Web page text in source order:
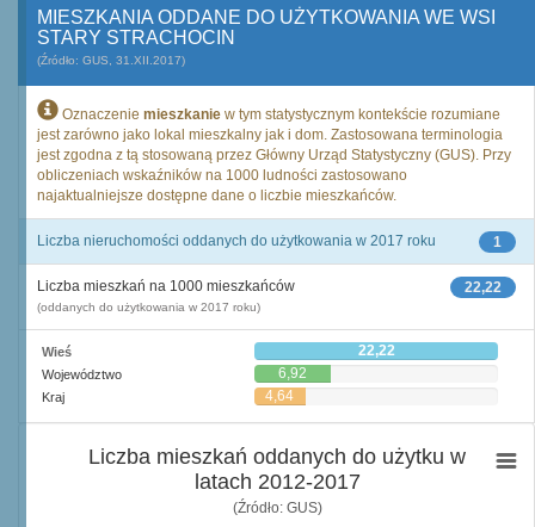
MIESZKANIA ODDANE DO UŻYTKOWANIA WE WSI
STARY STRACHOCIN
(Źródło: GUS, 31.XII.2017)
Oznaczenie mieszkanie w tym statystycznym kontekście rozumiane
jest zarówno jako lokal mieszkalny jak i dom. Zastosowana terminologia
jest zgodna z tą stosowaną przez Główny Urząd Statystyczny (GUS). Przy
obliczeniach wskaźników na 1000 ludności zastosowano
najaktualniejsze dostępne dane o liczbie mieszkańców.
1
Liczba nieruchomości oddanych do użytkowania w 2017 roku
22,22
Liczba mieszkań na 1000 mieszkańców
(oddanych do użytkowania w 2017 roku)
Wieś 22,22
Województwo 6,92
Kraj 4,64
Liczba mieszkań oddanych do użytku w
latach 2012-2017
(Źródło: GUS)